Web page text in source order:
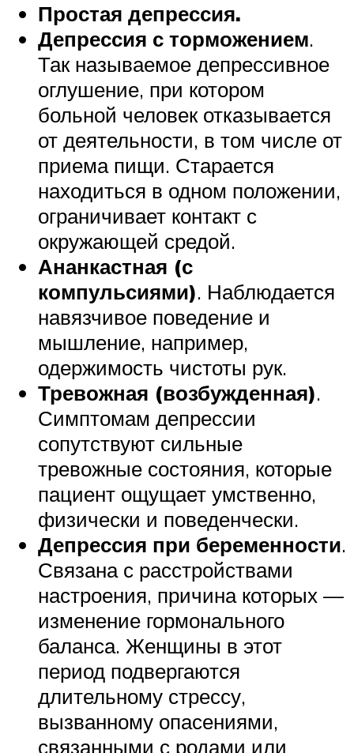
Простая депрессия.
Депрессия с торможением.
Так называемое депрессивное
оглушение, при котором
больной человек отказывается
от деятельности, в том числе от
приема пищи. Старается
находиться в одном положении,
ограничивает контакт с
окружающей средой.
Ананкастная (с
компульсиями). Наблюдается
навязчивое поведение и
мышление, например,
одержимость чистоты рук.
Тревожная (возбужденная).
Симптомам депрессии
сопутствуют сильные
тревожные состояния, которые
пациент ощущает умственно,
физически и поведенчески.
Депрессия при беременности.
Связана с расстройствами
настроения, причина которых —
изменение гормонального
баланса. Женщины в этот
период подвергаются
длительному стрессу,
вызванному опасениями,
связанными с родами или